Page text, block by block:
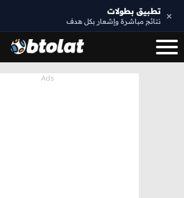
× تطبيق بطولات
نتائج مباشرة وإشعار بكل هدف